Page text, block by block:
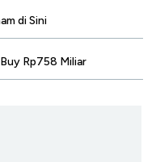
di Sini
Rp758 Miliar